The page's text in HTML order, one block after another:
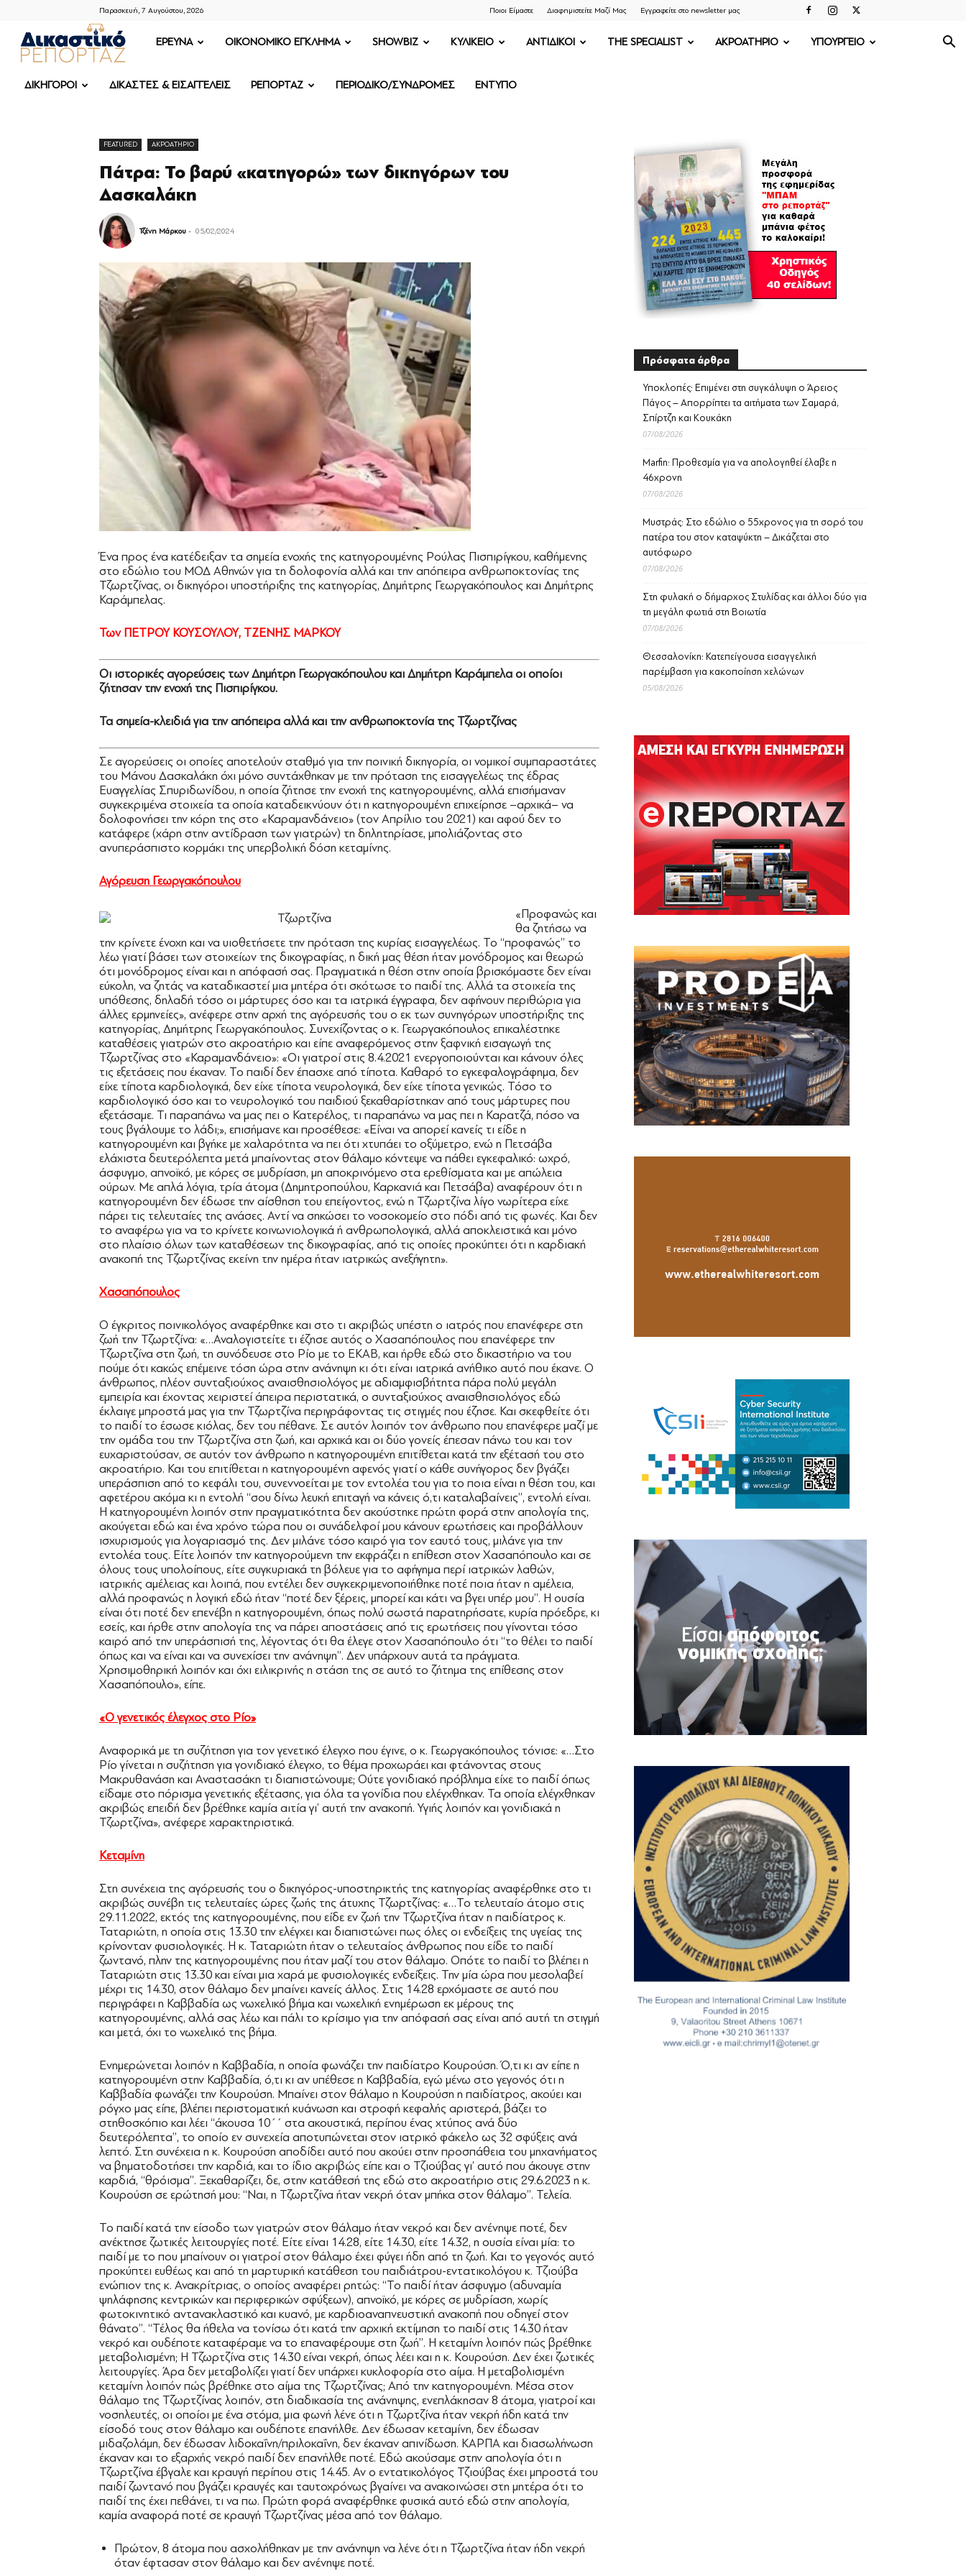
Παρασκευή, 7 Αυγούστου, 2026 Ποιοι Είμαστε Διαφημιστείτε Μαζί Μας Εγγραφείτε στο newsletter μας
ΔΙΚΑΣΤΙΚΟ
ΡΕΠΟΡΤΑΖ
ΕΡΕΥΝΑ OIKONOMIKO ΕΓΚΛΗΜΑ SHOWBIZ ΚΥΛΙΚΕΙΟ ΑΝΤΙΔΙΚΟΙ THE SPECIALIST ΑΚΡΟΑΤΗΡΙΟ ΥΠΟΥΡΓΕΙΟ
ΔΙΚΗΓΟΡΟΙ ΔΙΚΑΣΤΕΣ & ΕΙΣΑΓΓΕΛΕΙΣ ΡΕΠΟΡΤΑΖ ΠΕΡΙΟΔΙΚΟ/ΣΥΝΔΡΟΜΕΣ ΕΝΤΥΠΟ
FEATURED ΑΚΡΟΑΤΗΡΙΟ
Πάτρα: Το βαρύ «κατηγορώ» των δικηγόρων του
Δασκαλάκη
Τζένη Μάρκου - 05/02/2024
Ένα προς ένα κατέδειξαν τα σημεία ενοχής της κατηγορουμένης Ρούλας Πισπιρίγκου, καθήμενης
στο εδώλιο του ΜΟΔ Αθηνών για τη δολοφονία αλλά και την απόπειρα ανθρωποκτονίας της
Τζωρτζίνας, οι δικηγόροι υποστήριξης της κατηγορίας, Δημήτρης Γεωργακόπουλος και Δημήτρης
Καράμπελας.
Των ΠΕΤΡΟΥ ΚΟΥΣΟΥΛΟΥ, ΤΖΕΝΗΣ ΜΑΡΚΟΥ
Οι ιστορικές αγορεύσεις των Δημήτρη Γεωργακόπουλου και Δημήτρη Καράμπελα οι οποίοι
ζήτησαν την ενοχή της Πισπιρίγκου.
Τα σημεία-κλειδιά για την απόπειρα αλλά και την ανθρωποκτονία της Τζωρτζίνας
Σε αγορεύσεις οι οποίες αποτελούν σταθμό για την ποινική δικηγορία, οι νομικοί συμπαραστάτες
του Μάνου Δασκαλάκη όχι μόνο συντάχθηκαν με την πρόταση της εισαγγελέως της έδρας
Ευαγγελίας Σπυριδωνίδου, η οποία ζήτησε την ενοχή της κατηγορουμένης, αλλά επισήμαναν
συγκεκριμένα στοιχεία τα οποία καταδεικνύουν ότι η κατηγορουμένη επιχείρησε –αρχικά– να
δολοφονήσει την κόρη της στο «Καραμανδάνειο» (τον Απρίλιο του 2021) και αφού δεν το
κατάφερε (χάρη στην αντίδραση των γιατρών) τη δηλητηρίασε, μπολιάζοντας στο
ανυπεράσπιστο κορμάκι της υπερβολική δόση κεταμίνης.
Αγόρευση Γεωργακόπουλου
«Προφανώς και
θα ζητήσω να
την κρίνετε ένοχη και να υιοθετήσετε την πρόταση της κυρίας εισαγγελέως. Το ‘‘προφανώς’’ το
λέω γιατί βάσει των στοιχείων της δικογραφίας, η δική μας θέση ήταν μονόδρομος και θεωρώ
ότι μονόδρομος είναι και η απόφασή σας. Πραγματικά η θέση στην οποία βρισκόμαστε δεν είναι
εύκολη, να ζητάς να καταδικαστεί μια μητέρα ότι σκότωσε το παιδί της. Αλλά τα στοιχεία της
υπόθεσης, δηλαδή τόσο οι μάρτυρες όσο και τα ιατρικά έγγραφα, δεν αφήνουν περιθώρια για
άλλες ερμηνείες», ανέφερε στην αρχή της αγόρευσής του ο εκ των συνηγόρων υποστήριξης της
κατηγορίας, Δημήτρης Γεωργακόπουλος. Συνεχίζοντας ο κ. Γεωργακόπουλος επικαλέστηκε
καταθέσεις γιατρών στο ακροατήριο και είπε αναφερόμενος στην ξαφνική εισαγωγή της
Τζωρτζίνας στο «Καραμανδάνειο»: «Οι γιατροί στις 8.4.2021 ενεργοποιούνται και κάνουν όλες
τις εξετάσεις που έκαναν. Το παιδί δεν έπασχε από τίποτα. Καθαρό το εγκεφαλογράφημα, δεν
είχε τίποτα καρδιολογικά, δεν είχε τίποτα νευρολογικά, δεν είχε τίποτα γενικώς. Τόσο το
καρδιολογικό όσο και το νευρολογικό του παιδιού ξεκαθαρίστηκαν από τους μάρτυρες που
εξετάσαμε. Τι παραπάνω να μας πει ο Κατερέλος, τι παραπάνω να μας πει η Καρατζά, πόσο να
τους βγάλουμε το λάδι;», επισήμανε και προσέθεσε: «Είναι να απορεί κανείς τι είδε η
κατηγορουμένη και βγήκε με χαλαρότητα να πει ότι χτυπάει το οξύμετρο, ενώ η Πετσάβα
ελάχιστα δευτερόλεπτα μετά μπαίνοντας στον θάλαμο κόντεψε να πάθει εγκεφαλικό: ωχρό,
άσφυγμο, απνοϊκό, με κόρες σε μυδρίαση, μη αποκρινόμενο στα ερεθίσματα και με απώλεια
ούρων. Με απλά λόγια, τρία άτομα (Δημητροπούλου, Καρκανιά και Πετσάβα) αναφέρουν ότι η
κατηγορουμένη δεν έδωσε την αίσθηση του επείγοντος, ενώ η Τζωρτζίνα λίγο νωρίτερα είχε
πάρει τις τελευταίες της ανάσες. Αντί να σηκώσει το νοσοκομείο στο πόδι από τις φωνές. Και δεν
το αναφέρω για να το κρίνετε κοινωνιολογικά ή ανθρωπολογικά, αλλά αποκλειστικά και μόνο
στο πλαίσιο όλων των καταθέσεων της δικογραφίας, από τις οποίες προκύπτει ότι η καρδιακή
ανακοπή της Τζωρτζίνας εκείνη την ημέρα ήταν ιατρικώς ανεξήγητη».
Χασαπόπουλος
Ο έγκριτος ποινικολόγος αναφέρθηκε και στο τι ακριβώς υπέστη ο ιατρός που επανέφερε στη
ζωή την Τζωρτζίνα: «…Αναλογιστείτε τι έζησε αυτός ο Χασαπόπουλος που επανέφερε την
Τζωρτζίνα στη ζωή, τη συνόδευσε στο Ρίο με το ΕΚΑΒ, και ήρθε εδώ στο δικαστήριο να του
πούμε ότι κακώς επέμεινε τόση ώρα στην ανάνηψη κι ότι είναι ιατρικά ανήθικο αυτό που έκανε. Ο
άνθρωπος, πλέον συνταξιούχος αναισθησιολόγος με αδιαμφισβήτητα πάρα πολύ μεγάλη
εμπειρία και έχοντας χειριστεί άπειρα περιστατικά, ο συνταξιούχος αναισθησιολόγος εδώ
έκλαιγε μπροστά μας για την Τζωρτζίνα περιγράφοντας τις στιγμές που έζησε. Και σκεφθείτε ότι
το παιδί το έσωσε κιόλας, δεν του πέθανε. Σε αυτόν λοιπόν τον άνθρωπο που επανέφερε μαζί με
την ομάδα του την Τζωρτζίνα στη ζωή, και αρχικά και οι δύο γονείς έπεσαν πάνω του και τον
ευχαριστούσαν, σε αυτόν τον άνθρωπο η κατηγορουμένη επιτίθεται κατά την εξέτασή του στο
ακροατήριο. Και του επιτίθεται η κατηγορουμένη αφενός γιατί ο κάθε συνήγορος δεν βγάζει
υπεράσπιση από το κεφάλι του, συνεννοείται με τον εντολέα του για το ποια είναι η θέση του, και
αφετέρου ακόμα κι η εντολή ‘‘σου δίνω λευκή επιταγή να κάνεις ό,τι καταλαβαίνεις’’, εντολή είναι.
Η κατηγορουμένη λοιπόν στην πραγματικότητα δεν ακούστηκε πρώτη φορά στην απολογία της,
ακούγεται εδώ και ένα χρόνο τώρα που οι συνάδελφοί μου κάνουν ερωτήσεις και προβάλλουν
ισχυρισμούς για λογαριασμό της. Δεν μιλάνε τόσο καιρό για τον εαυτό τους, μιλάνε για την
εντολέα τους. Είτε λοιπόν την κατηγορούμενη την εκφράζει η επίθεση στον Χασαπόπουλο και σε
όλους τους υπολοίπους, είτε συγκυριακά τη βόλευε για το αφήγημα περί ιατρικών λαθών,
ιατρικής αμέλειας και λοιπά, που εντέλει δεν συγκεκριμενοποιήθηκε ποτέ ποια ήταν η αμέλεια,
αλλά προφανώς η λογική εδώ ήταν ‘‘ποτέ δεν ξέρεις, μπορεί και κάτι να βγει υπέρ μου’’. Η ουσία
είναι ότι ποτέ δεν επενέβη η κατηγορουμένη, όπως πολύ σωστά παρατηρήσατε, κυρία πρόεδρε, κι
εσείς, και ήρθε στην απολογία της να πάρει αποστάσεις από τις ερωτήσεις που γίνονται τόσο
καιρό από την υπεράσπισή της, λέγοντας ότι θα έλεγε στον Χασαπόπουλο ότι ‘‘το θέλει το παιδί
όπως και να είναι και να συνεχίσει την ανάνηψη’’. Δεν υπάρχουν αυτά τα πράγματα.
Χρησιμοθηρική λοιπόν και όχι ειλικρινής η στάση της σε αυτό το ζήτημα της επίθεσης στον
Χασαπόπουλο», είπε.
«Ο γενετικός έλεγχος στο Ρίο»
Αναφορικά με τη συζήτηση για τον γενετικό έλεγχο που έγινε, ο κ. Γεωργακόπουλος τόνισε: «…Στο
Ρίο γίνεται η συζήτηση για γονιδιακό έλεγχο, το θέμα προχωράει και φτάνοντας στους
Μακρυθανάση και Αναστασάκη τι διαπιστώνουμε; Ούτε γονιδιακό πρόβλημα είχε το παιδί όπως
είδαμε στο πόρισμα γενετικής εξέτασης, για όλα τα γονίδια που ελέγχθηκαν. Τα οποία ελέγχθηκαν
ακριβώς επειδή δεν βρέθηκε καμία αιτία γι’ αυτή την ανακοπή. Υγιής λοιπόν και γονιδιακά η
Τζωρτζίνα», ανέφερε χαρακτηριστικά.
Κεταμίνη
Στη συνέχεια της αγόρευσής του ο δικηγόρος-υποστηρικτής της κατηγορίας αναφέρθηκε στο τι
ακριβώς συνέβη τις τελευταίες ώρες ζωής της άτυχης Τζωρτζίνας: «…Το τελευταίο άτομο στις
29.11.2022, εκτός της κατηγορουμένης, που είδε εν ζωή την Τζωρτζίνα ήταν η παιδίατρος κ.
Ταταριώτη, η οποία στις 13.30 την ελέγχει και διαπιστώνει πως όλες οι ενδείξεις της υγείας της
κρίνονταν φυσιολογικές. Η κ. Ταταριώτη ήταν ο τελευταίος άνθρωπος που είδε το παιδί
ζωντανό, πλην της κατηγορουμένης που ήταν μαζί του στον θάλαμο. Οπότε το παιδί το βλέπει η
Ταταριώτη στις 13.30 και είναι μια χαρά με φυσιολογικές ενδείξεις. Την μία ώρα που μεσολαβεί
μέχρι τις 14.30, στον θάλαμο δεν μπαίνει κανείς άλλος. Στις 14.28 ερχόμαστε σε αυτό που
περιγράφει η Καββαδία ως νωχελικό βήμα και νωχελική ενημέρωση εκ μέρους της
κατηγορουμένης, αλλά σας λέω και πάλι το κρίσιμο για την απόφασή σας είναι από αυτή τη στιγμή
και μετά, όχι το νωχελικό της βήμα.
Ενημερώνεται λοιπόν η Καββαδία, η οποία φωνάζει την παιδίατρο Κουρούση. Ό,τι κι αν είπε η
κατηγορουμένη στην Καββαδία, ό,τι κι αν υπέθεσε η Καββαδία, εγώ μένω στο γεγονός ότι η
Καββαδία φωνάζει την Κουρούση. Μπαίνει στον θάλαμο η Κουρούση η παιδίατρος, ακούει και
ρόγχο μας είπε, βλέπει περιστοματική κυάνωση και στροφή κεφαλής αριστερά, βάζει το
στηθοσκόπιο και λέει ‘‘άκουσα 10΄΄ στα ακουστικά, περίπου ένας χτύπος ανά δύο
δευτερόλεπτα’’, το οποίο εν συνεχεία αποτυπώνεται στον ιατρικό φάκελο ως 32 σφύξεις ανά
λεπτό. Στη συνέχεια η κ. Κουρούση αποδίδει αυτό που ακούει στην προσπάθεια του μηχανήματος
να βηματοδοτήσει την καρδιά, και το ίδιο ακριβώς είπε και ο Τζιούβας γι’ αυτό που άκουγε στην
καρδιά, ‘‘θρόισμα’’. Ξεκαθαρίζει, δε, στην κατάθεσή της εδώ στο ακροατήριο στις 29.6.2023 η κ.
Κουρούση σε ερώτησή μου: ‘‘Ναι, η Τζωρτζίνα ήταν νεκρή όταν μπήκα στον θάλαμο’’. Τελεία.
Το παιδί κατά την είσοδο των γιατρών στον θάλαμο ήταν νεκρό και δεν ανένηψε ποτέ, δεν
ανέκτησε ζωτικές λειτουργίες ποτέ. Είτε είναι 14.28, είτε 14.30, είτε 14.32, η ουσία είναι μία: το
παιδί με το που μπαίνουν οι γιατροί στον θάλαμο έχει φύγει ήδη από τη ζωή. Και το γεγονός αυτό
προκύπτει ευθέως και από τη μαρτυρική κατάθεση του παιδιάτρου-εντατικολόγου κ. Τζιούβα
ενώπιον της κ. Ανακρίτριας, ο οποίος αναφέρει ρητώς: ‘‘Το παιδί ήταν άσφυγμο (αδυναμία
ψηλάφησης κεντρικών και περιφερικών σφύξεων), απνοϊκό, με κόρες σε μυδρίαση, χωρίς
φωτοκινητικό αντανακλαστικό και κυανό, με καρδιοαναπνευστική ανακοπή που οδηγεί στον
θάνατο’’. ‘‘Τέλος θα ήθελα να τονίσω ότι κατά την αρχική εκτίμηση το παιδί στις 14.30 ήταν
νεκρό και ουδέποτε καταφέραμε να το επαναφέρουμε στη ζωή’’. Η κεταμίνη λοιπόν πώς βρέθηκε
μεταβολισμένη; Η Τζωρτζίνα στις 14.30 είναι νεκρή, όπως λέει και η κ. Κουρούση. Δεν έχει ζωτικές
λειτουργίες. Άρα δεν μεταβολίζει γιατί δεν υπάρχει κυκλοφορία στο αίμα. Η μεταβολισμένη
κεταμίνη λοιπόν πώς βρέθηκε στο αίμα της Τζωρτζίνας; Από την κατηγορουμένη. Μέσα στον
θάλαμο της Τζωρτζίνας λοιπόν, στη διαδικασία της ανάνηψης, ενεπλάκησαν 8 άτομα, γιατροί και
νοσηλευτές, οι οποίοι με ένα στόμα, μια φωνή λένε ότι η Τζωρτζίνα ήταν νεκρή ήδη κατά την
είσοδό τους στον θάλαμο και ουδέποτε επανήλθε. Δεν έδωσαν κεταμίνη, δεν έδωσαν
μιδαζολάμη, δεν έδωσαν λιδοκαΐνη/πριλοκαΐνη, δεν έκαναν απινίδωση. ΚΑΡΠΑ και διασωλήνωση
έκαναν και το εξαρχής νεκρό παιδί δεν επανήλθε ποτέ. Εδώ ακούσαμε στην απολογία ότι η
Τζωρτζίνα έβγαλε και κραυγή περίπου στις 14.45. Αν ο εντατικολόγος Τζιούβας έχει μπροστά του
παιδί ζωντανό που βγάζει κραυγές και ταυτοχρόνως βγαίνει να ανακοινώσει στη μητέρα ότι το
παιδί της έχει πεθάνει, τι να πω. Πρώτη φορά αναφέρθηκε φυσικά αυτό εδώ στην απολογία,
καμία αναφορά ποτέ σε κραυγή Τζωρτζίνας μέσα από τον θάλαμο.
Πρώτον, 8 άτομα που ασχολήθηκαν με την ανάνηψη να λένε ότι η Τζωρτζίνα ήταν ήδη νεκρή
όταν έφτασαν στον θάλαμο και δεν ανένηψε ποτέ.
Πρόσφατα άρθρα
Υποκλοπές: Επιμένει στη συγκάλυψη ο Άρειος
Πάγος – Απορρίπτει τα αιτήματα των Σαμαρά,
Σπίρτζη και Κουκάκη
07/08/2026
Marfin: Προθεσμία για να απολογηθεί έλαβε η
46χρονη
07/08/2026
Μυστράς: Στο εδώλιο ο 55χρονος για τη σορό του
πατέρα του στον καταψύκτη – Δικάζεται στο
αυτόφωρο
07/08/2026
Στη φυλακή ο δήμαρχος Στυλίδας και άλλοι δύο για
τη μεγάλη φωτιά στη Βοιωτία
07/08/2026
Θεσσαλονίκη: Κατεπείγουσα εισαγγελική
παρέμβαση για κακοποίηση χελώνων
05/08/2026